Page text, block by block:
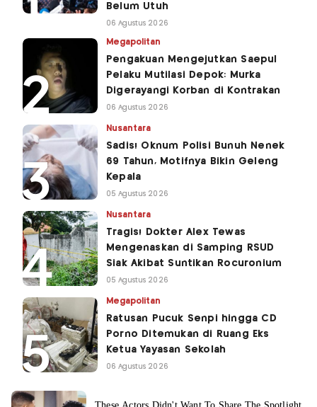
Belum Utuh
06 Agustus 2026
Megapolitan
Pengakuan Mengejutkan Saepul
Pelaku Mutilasi Depok: Murka
Digerayangi Korban di Kontrakan
06 Agustus 2026
Nusantara
Sadis! Oknum Polisi Bunuh Nenek
69 Tahun, Motifnya Bikin Geleng
Kepala
05 Agustus 2026
Nusantara
Tragis! Dokter Alex Tewas
Mengenaskan di Samping RSUD
Siak Akibat Suntikan Rocuronium
05 Agustus 2026
Megapolitan
Ratusan Pucuk Senpi hingga CD
Porno Ditemukan di Ruang Eks
Ketua Yayasan Sekolah
06 Agustus 2026